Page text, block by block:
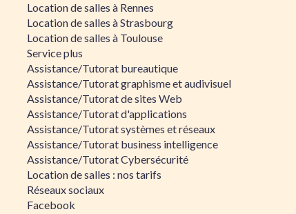
Location de salles à Rennes
Location de salles à Strasbourg
Location de salles à Toulouse
Service plus
Assistance/Tutorat bureautique
Assistance/Tutorat graphisme et audivisuel
Assistance/Tutorat de sites Web
Assistance/Tutorat d'applications
Assistance/Tutorat systèmes et réseaux
Assistance/Tutorat business intelligence
Assistance/Tutorat Cybersécurité
Location de salles : nos tarifs
Réseaux sociaux
Facebook